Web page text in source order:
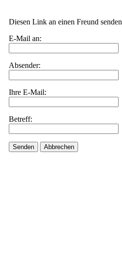
Diesen Link an einen Freund senden
E-Mail an:
Absender:
Ihre E-Mail:
Betreff:
Senden Abbrechen